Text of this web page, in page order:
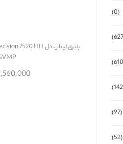
49,560,000
(0)
(97)
(52)